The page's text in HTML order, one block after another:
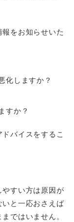
をお知らせいた
化しますか？
すか？
バイスをするこ
すい方は原因が
と一応おさえば
ではいません。